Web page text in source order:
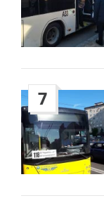
7